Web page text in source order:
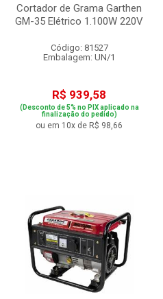
Cortador de Grama Garthen
GM-35 Elétrico 1.100W 220V
Código: 81527
Embalagem: UN/1
R$ 939,58
(Desconto de 5% no PIX aplicado na
finalização do pedido)
ou em 10x de R$ 98,66